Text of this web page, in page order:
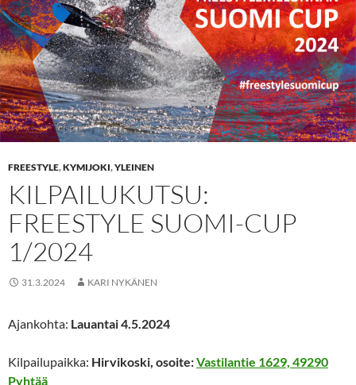
FREESTYLE,KYMIJOKI,YLEINEN
KILPAILUKUTSU:
FREESTYLE SUOMI-CUP
1/2024
31.3.2024 KARI NYKÄNEN
Ajankohta: Lauantai 4.5.2024
Kilpailupaikka: Hirvikoski, osoite:Vastilantie 1629, 49290
Pyhtää